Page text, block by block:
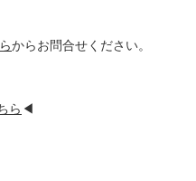
からお問合せください。
ら ◀